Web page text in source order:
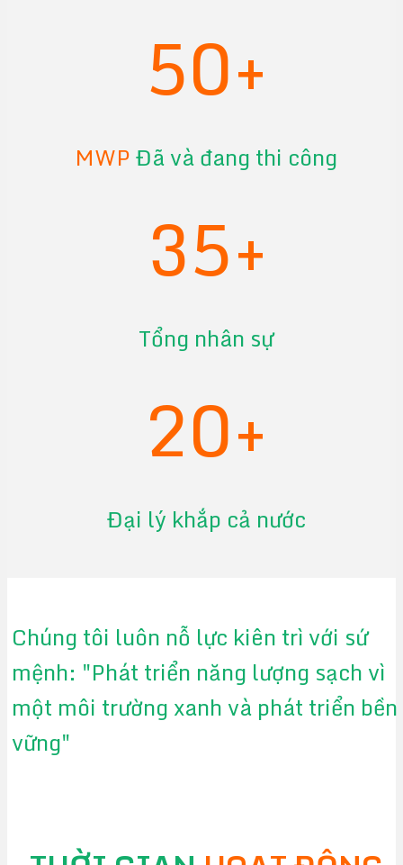
50+
MWPĐã và đang thi công
35+
Tổng nhân sự
20+
Đại lý khắp cả nước
Chúng tôi luôn nỗ lực kiên trì với sứ
mệnh: "Phát triển năng lượng sạch vì
một môi trường xanh và phát triển bền
vững"